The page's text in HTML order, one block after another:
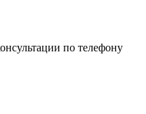
по телефону